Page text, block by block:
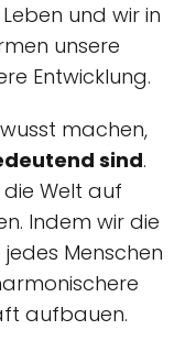
und wir in
unsere
Entwicklung.
machen,
sind.
Welt auf
Indem wir die
Menschen
aufbauen.